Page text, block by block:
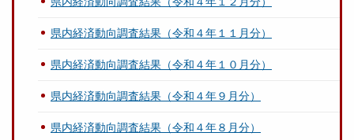
県内経済動向調査結果（令和４年１１月分）
県内経済動向調査結果（令和４年１０月分）
県内経済動向調査結果（令和４年９月分）
県内経済動向調査結果（令和４年８月分）